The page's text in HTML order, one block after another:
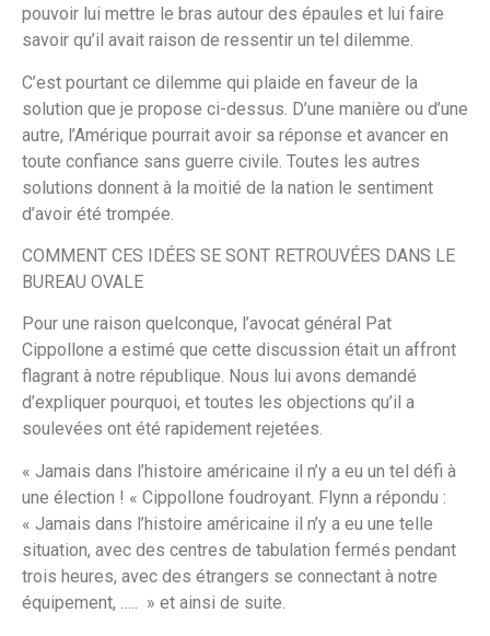
pouvoir lui mettre le bras autour des épaules et lui faire
savoir qu’il avait raison de ressentir un tel dilemme.
C’est pourtant ce dilemme qui plaide en faveur de la
solution que je propose ci-dessus. D’une manière ou d’une
autre, l’Amérique pourrait avoir sa réponse et avancer en
toute confiance sans guerre civile. Toutes les autres
solutions donnent à la moitié de la nation le sentiment
d’avoir été trompée.
COMMENT CES IDÉES SE SONT RETROUVÉES DANS LE
BUREAU OVALE
Pour une raison quelconque, l’avocat général Pat
Cippollone a estimé que cette discussion était un affront
flagrant à notre république. Nous lui avons demandé
d’expliquer pourquoi, et toutes les objections qu’il a
soulevées ont été rapidement rejetées.
« Jamais dans l’histoire américaine il n’y a eu un tel défi à
une élection ! « Cippollone foudroyant. Flynn a répondu :
« Jamais dans l’histoire américaine il n’y a eu une telle
situation, avec des centres de tabulation fermés pendant
trois heures, avec des étrangers se connectant à notre
équipement, ….. » et ainsi de suite.